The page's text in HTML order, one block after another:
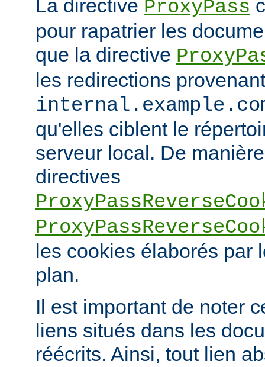
La directive ProxyPass
pour rapatrier les
que la directive
les redirections
qu'elles ciblent le
serveur local. De
directives
les cookies élaborés par
plan.
Il est important de noter
liens situés dans les
réécrits. Ainsi, tout lien